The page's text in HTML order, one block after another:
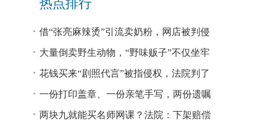
热点排行
借“张亮麻辣烫”引流卖奶粉，网店被判侵
权！
大量倒卖野生动物，“野味贩子”不仅坐牢
还得赔钱
花钱买来“剧照代言”被指侵权，法院判了
一份打印盖章、一份亲笔手写，两份遗嘱
谁说了算？
两块九就能买名师网课？法院：下架赔偿